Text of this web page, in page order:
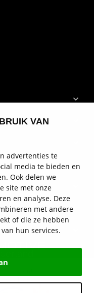
VAN
advertenties te
media te bieden en
Ook delen we
site met onze
en analyse. Deze
met andere
of die ze hebben
hun services.